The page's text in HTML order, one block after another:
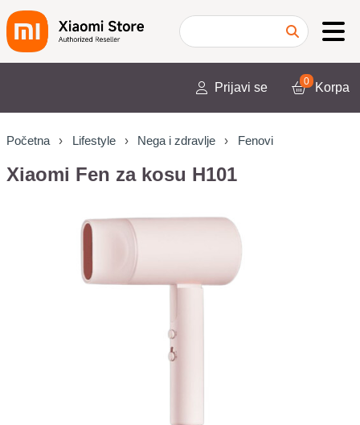
Prijavi se 0 Korpa
Početna Lifestyle Nega i zdravlje Fenovi
Xiaomi Fen za kosu H101